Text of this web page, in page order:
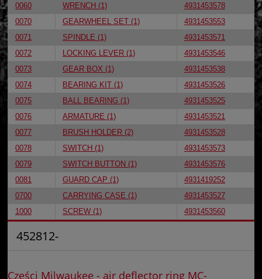
0060
WRENCH (1)
4931453578
0070
GEARWHEEL SET (1)
4931453553
0071
SPINDLE (1)
4931453571
0072
LOCKING LEVER (1)
4931453546
0073
GEAR BOX (1)
4931453538
0074
BEARING KIT (1)
4931453526
0075
BALL BEARING (1)
4931453525
0076
ARMATURE (1)
4931453521
0077
BRUSH HOLDER (2)
4931453528
0078
SWITCH (1)
4931453573
0079
SWITCH BUTTON (1)
4931453576
0081
GUARD CAP (1)
4931419252
0700
CARRYING CASE (1)
4931453527
1000
SCREW (1) 4931453560
452812-
Części Milwaukee - air deflector ring MC-